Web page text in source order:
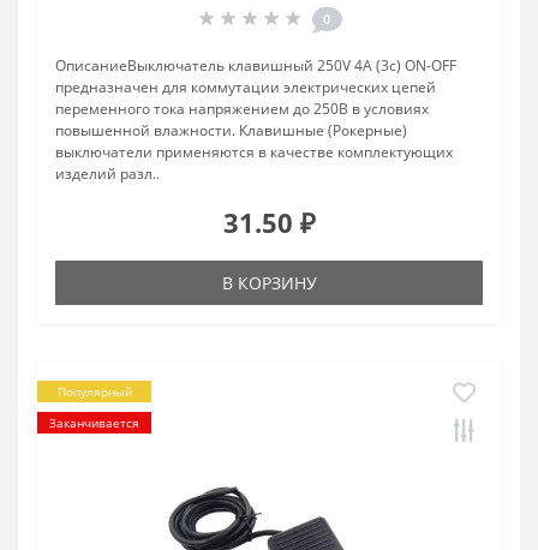
0
ОписаниеВыключатель клавишный 250V 4А (3с) ON-OFF
предназначен для коммутации электрических цепей
переменного тока напряжением до 250В в условиях
повышенной влажности. Клавишные (Рокерные)
выключатели применяются в качестве комплектующих
изделий разл..
31.50 ₽
В КОРЗИНУ
Популярный
Заканчивается